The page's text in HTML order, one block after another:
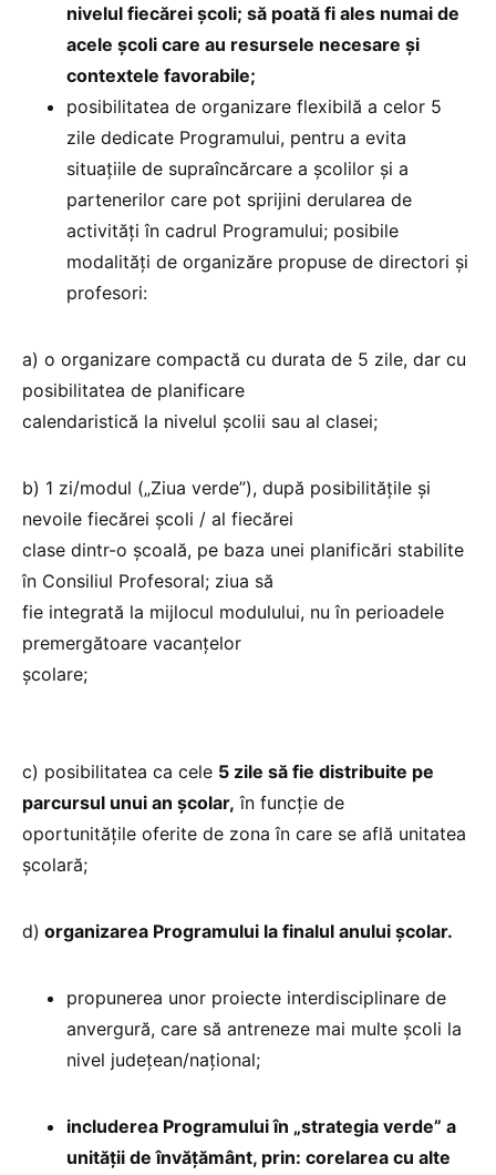
nivelul fiecărei școli; să poată fi ales numai de
acele școli care au resursele necesare și
contextele favorabile;
posibilitatea de organizare flexibilă a celor 5
zile dedicate Programului, pentru a evita
situațiile de supraîncărcare a școlilor și a
partenerilor care pot sprijini derularea de
activități în cadrul Programului; posibile
modalități de organizăre propuse de directori și
profesori:
a) o organizare compactă cu durata de 5 zile, dar cu
posibilitatea de planificare
calendaristică la nivelul școlii sau al clasei;
b) 1 zi/modul („Ziua verde”), după posibilitățile și
nevoile fiecărei școli / al fiecărei
clase dintr-o școală, pe baza unei planificări stabilite
în Consiliul Profesoral; ziua să
fie integrată la mijlocul modulului, nu în perioadele
premergătoare vacanțelor
școlare;
c) posibilitatea ca cele 5 zile să fie distribuite pe
parcursul unui an școlar, în funcție de
oportunitățile oferite de zona în care se află unitatea
școlară;
d) organizarea Programului la finalul anului școlar.
propunerea unor proiecte interdisciplinare de
anvergură, care să antreneze mai multe școli la
nivel județean/național;
includerea Programului în „strategia verde” a
unității de învățământ, prin: corelarea cu alte